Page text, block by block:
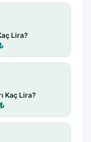
Lira?
Kaç Lira?